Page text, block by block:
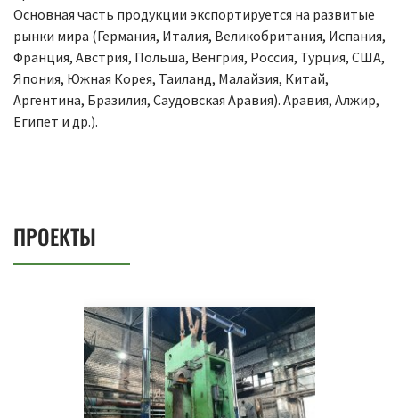
Основная часть продукции экспортируется на развитые
рынки мира (Германия, Италия, Великобритания, Испания,
Франция, Австрия, Польша, Венгрия, Россия, Турция, США,
Япония, Южная Корея, Таиланд, Малайзия, Китай,
Аргентина, Бразилия, Саудовская Аравия). Аравия, Алжир,
Египет и др.).
ПРОЕКТЫ